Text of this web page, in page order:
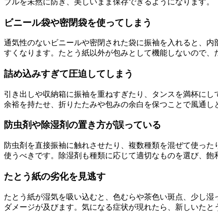
ビニール袋や密閉袋を使ってしまう
通気性のないビニールや密閉された袋に振袖を入れると、
すくなります。たとう紙以外が包みとして機能しないので
詰め込みすぎて圧迫してしまう
引き出しや収納箱に振袖を重ねすぎたり、タンスを満杯に
余裕を持たせ、折りたたみや包みの余白を保つことで風通し
防虫剤や除湿剤の置き方が誤っている
防虫剤を直接振袖に触れさせたり、複数種類を混ぜて使っ
使うべきです。除湿剤も種類に応じて適切なものを選び、
たとう紙の劣化を見逃す
たとう紙が湿気を吸い込むと、色むらや茶色い斑点、少し
ダメージが及びます。気になる症状が現れたら、新しいた